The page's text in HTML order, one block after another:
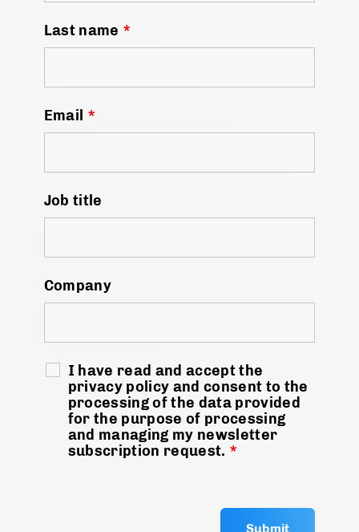
Last name *
Email *
Job title
Company
I have read and accept the
privacy policy and consent to the
processing of the data provided
for the purpose of processing
and managing my newsletter
subscription request. *